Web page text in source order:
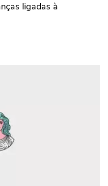
ligadas à